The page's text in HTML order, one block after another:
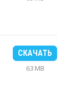
СКАЧАТЬ
63 MB